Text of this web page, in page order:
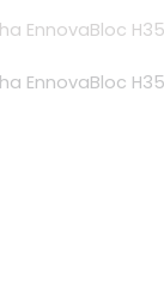
EnnovaBloc
EnnovaBloc